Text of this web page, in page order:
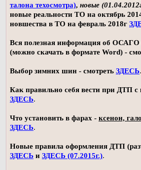
талона техосмотра), новые
новые реальности ТО на октябрь
новшества в ТО на февраль 2018г
Вся полезная информация об ОСАГО
(можно скачать в формате Word) -
Выбор зимних шин - смотреть ЗДЕСЬ.
Как правильно себя вести при ДТП с
ЗДЕСЬ.
Что установить в фарах - ксенон,
ЗДЕСЬ.
Новые правила оформления ДТП
ЗДЕСЬ и ЗДЕСЬ (07.2015г.).